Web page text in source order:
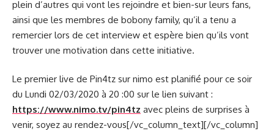
plein d’autres qui vont les rejoindre et bien-sur leurs fans,
ainsi que les membres de bobony family, qu’il a tenu a
remercier lors de cet interview et espère bien qu’ils vont
trouver une motivation dans cette initiative.
Le premier live de Pin4tz sur nimo est planifié pour ce soir
du Lundi 02/03/2020 à 20 :00 sur le lien suivant :
https://www.nimo.tv/pin4tz avec pleins de surprises à
venir, soyez au rendez-vous[/vc_column_text][/vc_column]